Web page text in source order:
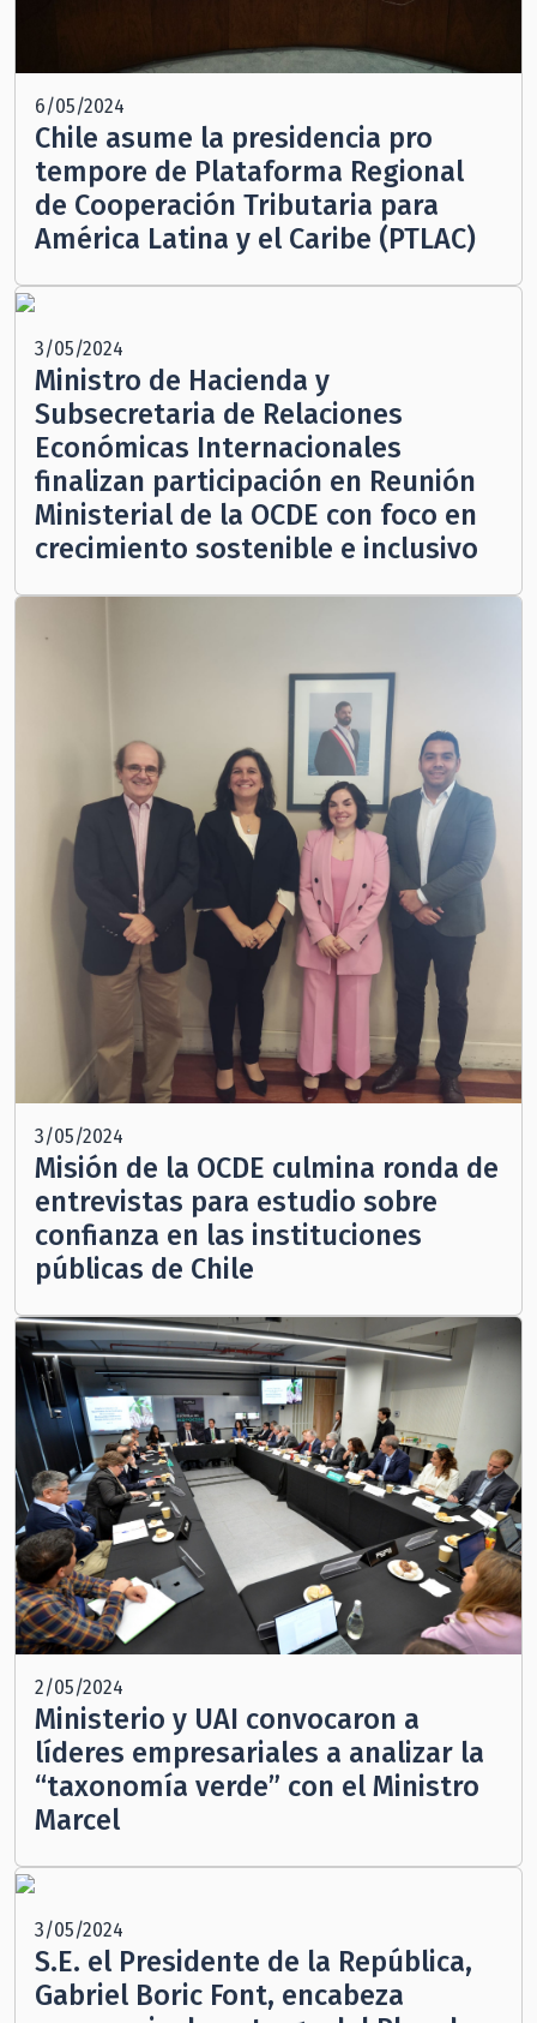
6/05/2024
Chile asume la presidencia pro
tempore de Plataforma Regional
de Cooperación Tributaria para
América Latina y el Caribe (PTLAC)
3/05/2024
Ministro de Hacienda y
Subsecretaria de Relaciones
Económicas Internacionales
finalizan participación en Reunión
Ministerial de la OCDE con foco en
crecimiento sostenible e inclusivo
3/05/2024
Misión de la OCDE culmina ronda de
entrevistas para estudio sobre
confianza en las instituciones
públicas de Chile
2/05/2024
Ministerio y UAI convocaron a
líderes empresariales a analizar la
“taxonomía verde” con el Ministro
Marcel
3/05/2024
S.E. el Presidente de la República,
Gabriel Boric Font, encabeza